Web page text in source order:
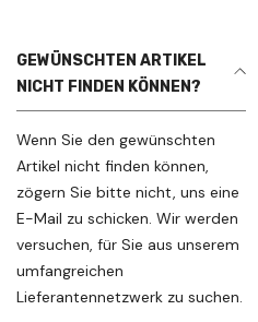
GEWÜNSCHTEN ARTIKEL
NICHT FINDEN KÖNNEN?
Wenn Sie den gewünschten
Artikel nicht finden können,
zögern Sie bitte nicht, uns eine
E-Mail zu schicken. Wir werden
versuchen, für Sie aus unserem
umfangreichen
Lieferantennetzwerk zu suchen.